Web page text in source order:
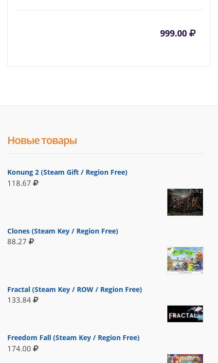
999.00
Новые товары
Konung 2 (Steam Gift / Region Free)
118.67
Clones (Steam Key / Region Free)
88.27
Fractal (Steam Key / ROW / Region Free)
133.84
Freedom Fall (Steam Key / Region Free)
174.00